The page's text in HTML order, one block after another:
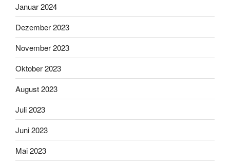
Januar 2024
Dezember 2023
November 2023
Oktober 2023
August 2023
Juli 2023
Juni 2023
Mai 2023